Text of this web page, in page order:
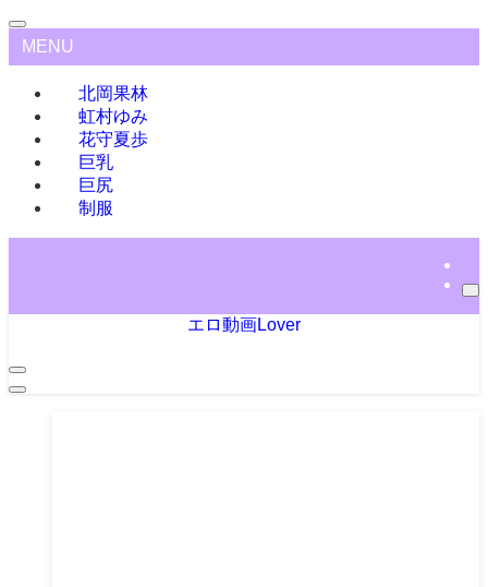
MENU
北岡果林
虹村ゆみ
花守夏歩
巨乳
巨尻
制服
エロ動画Lover